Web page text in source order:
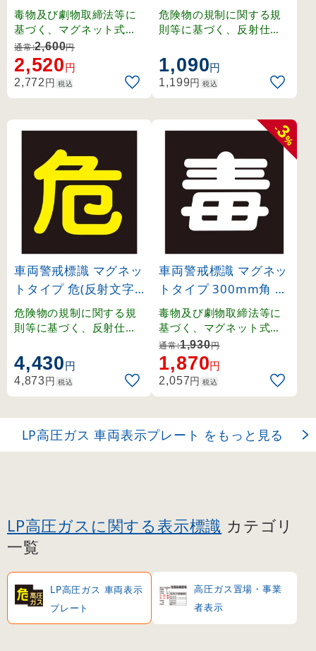
圧ガス(蛍光文字) (430
17)
毒物及び劇物取締法等に
基づく、マグネット式車
両警戒標識。
通常:2,600円
2,520円
2,772円 税込
300mm角 (44005)
危険物の規制に関する規
則等に基づく、反射仕様
戒標識。
1,090円
1,199円 税込
車両警戒標識 マグネッ
トタイプ 危(反射文字)
400mm角×0.8mm (4
3009)
危険物の規制に関する規
則等に基づく、反射仕様
標識。
4,430円
4,873円 税込
-
3
%
車両警戒標識 マグネッ
トタイプ 300mm角 毒
(無反射文字) (43014)
毒物及び劇物取締法等に
基づく、マグネット式車
両警戒標識。
通常:1,930円
1,870円
2,057円 税込
LP高圧ガス 車両表示プレート をもっと見る
LP高圧ガスに関する表示標識 カテゴリ
一覧
LP高圧ガス 車両表示
プレート
高圧ガス置場・事業
者表示